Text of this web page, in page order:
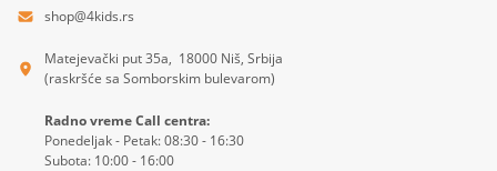
shop@4kids.rs
Matejevački put 35a, 18000 Niš, Srbija
(raskršće sa Somborskim bulevarom)
Radno vreme Call centra:
Ponedeljak - Petak: 08:30 - 16:30
Subota: 10:00 - 16:00